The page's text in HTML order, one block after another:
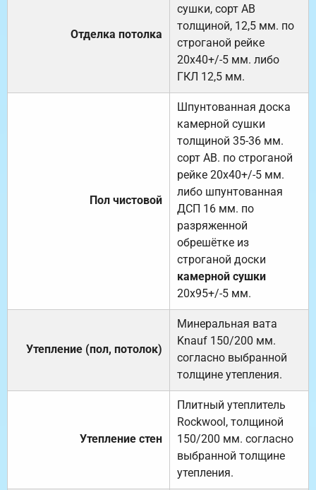
Отделка потолка
сушки, сорт АВ
толщиной, 12,5 мм. по
строганой рейке
20х40+/-5 мм. либо
ГКЛ 12,5 мм.
Пол чистовой
Шпунтованная доска
камерной сушки
толщиной 35-36 мм.
сорт АВ. по строганой
рейке 20х40+/-5 мм.
либо шпунтованная
ДСП 16 мм. по
разряженной
обрешётке из
строганой доски
камерной сушки
20х95+/-5 мм.
Утепление (пол, потолок)
Минеральная вата
Knauf 150/200 мм.
согласно выбранной
толщине утепления.
Утепление стен
Плитный утеплитель
Rockwool, толщиной
150/200 мм. согласно
выбранной толщине
утепления.